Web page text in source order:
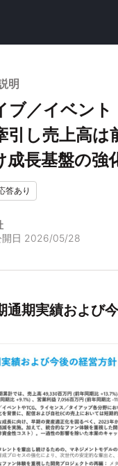
明
ブ／イベン
引し売上高
成長基盤の強
答あり
日 2026/05/28
期実績および